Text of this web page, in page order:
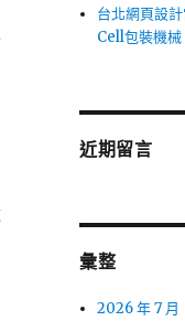
台北網頁設
Cell包裝機械
近期留言
彙整
2026 年 7 月